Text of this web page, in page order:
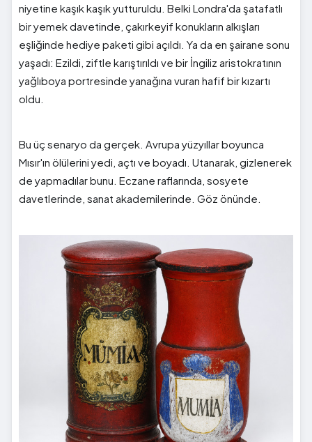
niyetine kaşık kaşık yutturuldu. Belki Londra'da şatafatlı
bir yemek davetinde, çakırkeyif konukların alkışları
eşliğinde hediye paketi gibi açıldı. Ya da en şairane sonu
yaşadı: Ezildi, ziftle karıştırıldı ve bir İngiliz aristokratının
yağlıboya portresinde yanağına vuran hafif bir kızartı
oldu.
Bu üç senaryo da gerçek. Avrupa yüzyıllar boyunca
Mısır'ın ölülerini yedi, açtı ve boyadı. Utanarak, gizlenerek
de yapmadılar bunu. Eczane raflarında, sosyete
davetlerinde, sanat akademilerinde. Göz önünde.